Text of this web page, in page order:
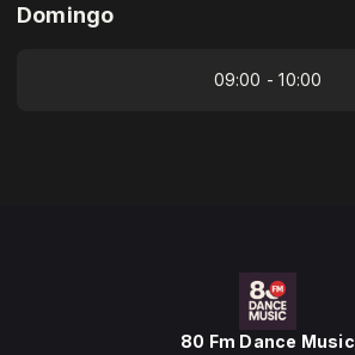
Domingo
09:00 - 10:00
80 Fm Dance Music